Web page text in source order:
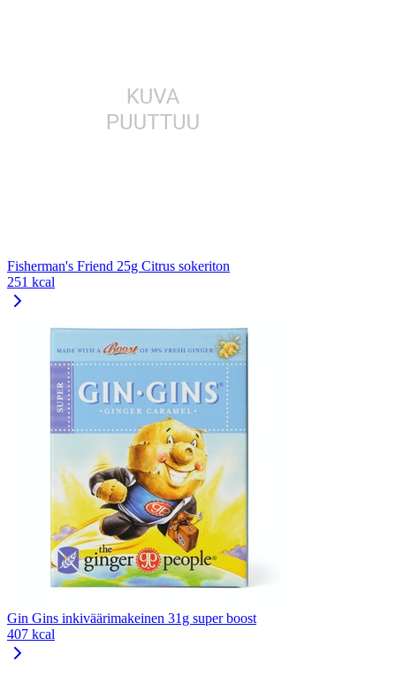
Fisherman's Friend 25g Citrus sokeriton
251 kcal
Gin Gins inkiväärimakeinen 31g super boost
407 kcal